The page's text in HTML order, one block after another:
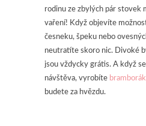
rodinu ze zbylých pár stovek
vaření! Když objevíte
česneku, špeku nebo
neutratíte skoro nic. Divoké
jsou vždycky grátis. A když
návštěva, vyrobíte
budete za hvězdu.